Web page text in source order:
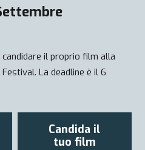
il proprio film alla
La deadline è il 6
Candida il
tuo film